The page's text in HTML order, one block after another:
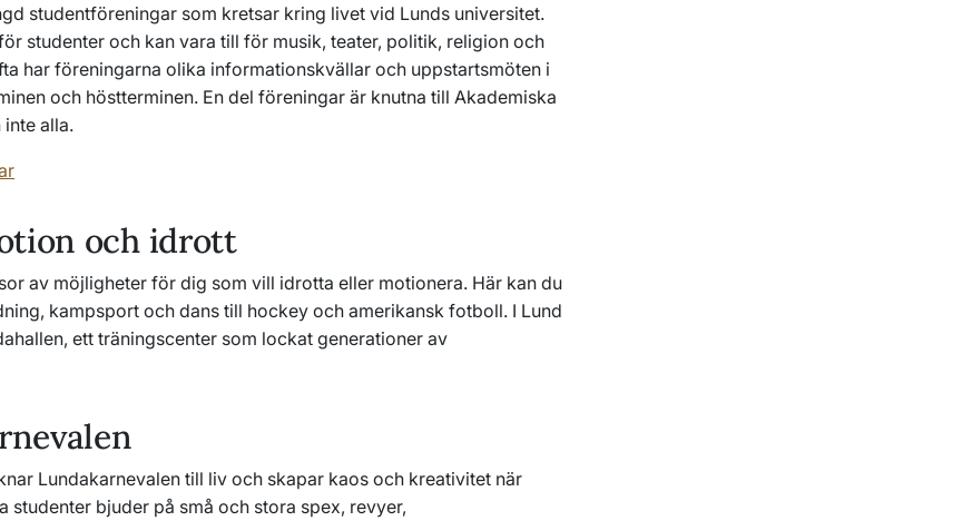
studentföreningar som kretsar kring livet vid Lunds universitet.
studenter och kan vara till för musik, teater, politik, religion och
har föreningarna olika informationskvällar och uppstartsmöten i
och höstterminen. En del föreningar är knutna till Akademiska
inte alla.
och idrott
av möjligheter för dig som vill idrotta eller motionera. Här kan du
kampsport och dans till hockey och amerikansk fotboll. I Lund
ett träningscenter som lockat generationer av
Lundakarnevalen till liv och skapar kaos och kreativitet när
studenter bjuder på små och stora spex, revyer,